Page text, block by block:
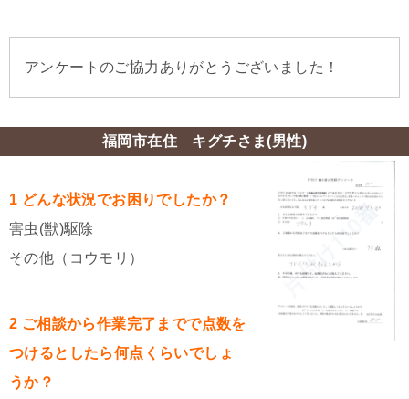
アンケートのご協力ありがとうございました！
福岡市在住 キグチさま(男性)
1 どんな状況でお困りでしたか？
害虫(獣)駆除
その他（コウモリ）
2 ご相談から作業完了までで点数を
つけるとしたら何点くらいでしょ
うか？